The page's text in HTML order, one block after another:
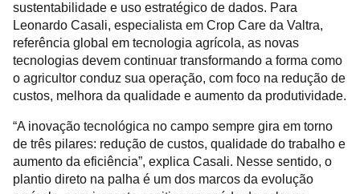
sustentabilidade e uso estratégico de dados. Para
Leonardo Casali, especialista em Crop Care da Valtra,
referência global em tecnologia agrícola, as novas
tecnologias devem continuar transformando a forma como
o agricultor conduz sua operação, com foco na redução de
custos, melhora da qualidade e aumento da produtividade.
“A inovação tecnológica no campo sempre gira em torno
de três pilares: redução de custos, qualidade do trabalho e
aumento da eficiência”, explica Casali. Nesse sentido, o
plantio direto na palha é um dos marcos da evolução